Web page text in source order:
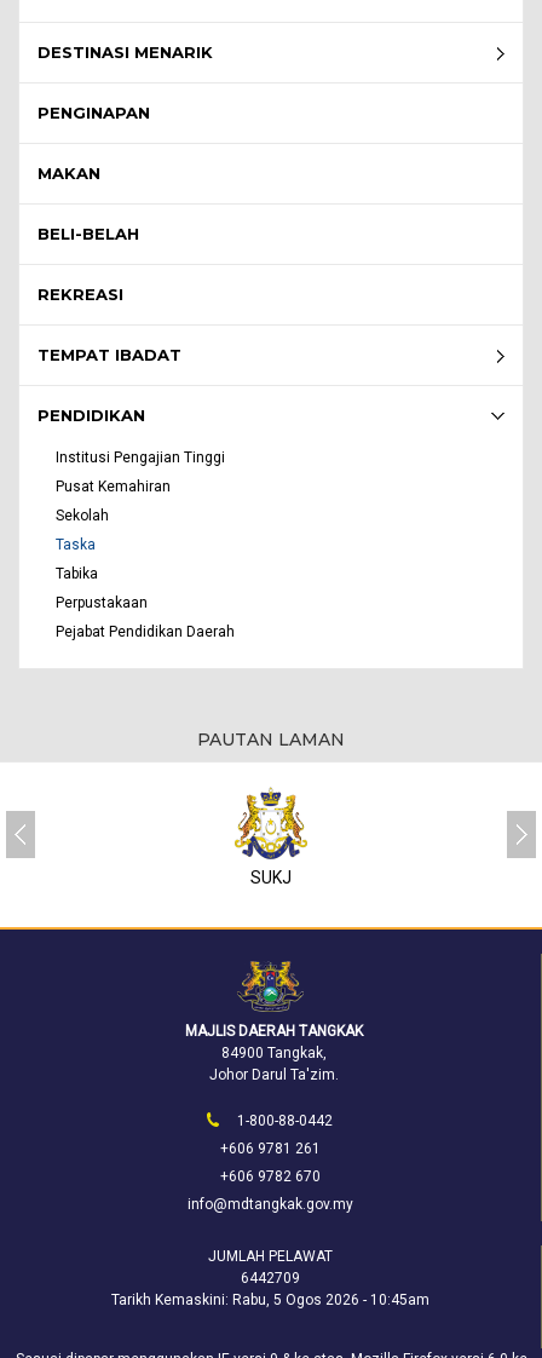
DESTINASI MENARIK
PENGINAPAN
MAKAN
BELI-BELAH
REKREASI
TEMPAT IBADAT
PENDIDIKAN
Institusi Pengajian Tinggi
Pusat Kemahiran
Sekolah
Taska
Tabika
Perpustakaan
Pejabat Pendidikan Daerah
PAUTAN LAMAN
SUKJ
MAJLIS DAERAH TANGKAK
84900 Tangkak,
Johor Darul Ta'zim.
1-800-88-0442
+606 9781 261
+606 9782 670
info@mdtangkak.gov.my
JUMLAH PELAWAT
6442709
Tarikh Kemaskini: Rabu, 5 Ogos 2026 - 10:45am